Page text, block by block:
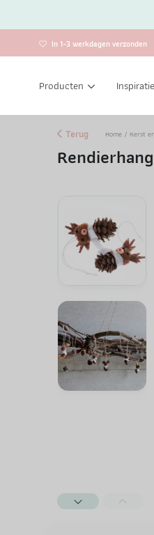
In 1-3 werkdagen verzonden
Producten
Terug Home / Kerst